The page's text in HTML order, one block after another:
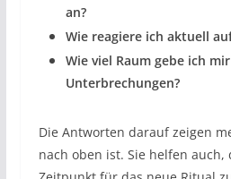
an?
Wie reagiere ich aktuell
Wie viel Raum gebe ich
Unterbrechungen?
Die Antworten darauf zeigen
nach oben ist. Sie helfen auch,